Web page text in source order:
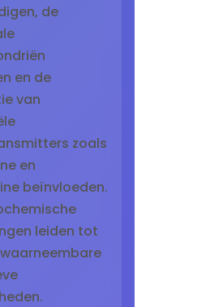
de
en de
van
zoals
en
beïnvloeden.
leiden tot